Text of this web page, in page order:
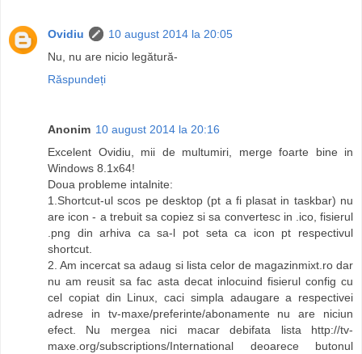
Ovidiu
10 august 2014 la 20:05
Nu, nu are nicio legătură-
Răspundeți
Anonim 10 august 2014 la 20:16
Excelent Ovidiu, mii de multumiri, merge foarte bine in
Windows 8.1x64!
Doua probleme intalnite:
1.Shortcut-ul scos pe desktop (pt a fi plasat in taskbar) nu
are icon - a trebuit sa copiez si sa convertesc in .ico, fisierul
.png din arhiva ca sa-l pot seta ca icon pt respectivul
shortcut.
2. Am incercat sa adaug si lista celor de magazinmixt.ro dar
nu am reusit sa fac asta decat inlocuind fisierul config cu
cel copiat din Linux, caci simpla adaugare a respectivei
adrese in tv-maxe/preferinte/abonamente nu are niciun
efect. Nu mergea nici macar debifata lista http://tv-
maxe.org/subscriptions/International deoarece butonul